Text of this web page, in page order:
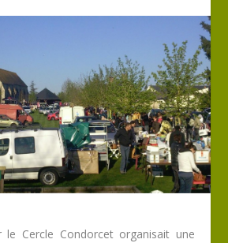
le Cercle Condorcet organisait une